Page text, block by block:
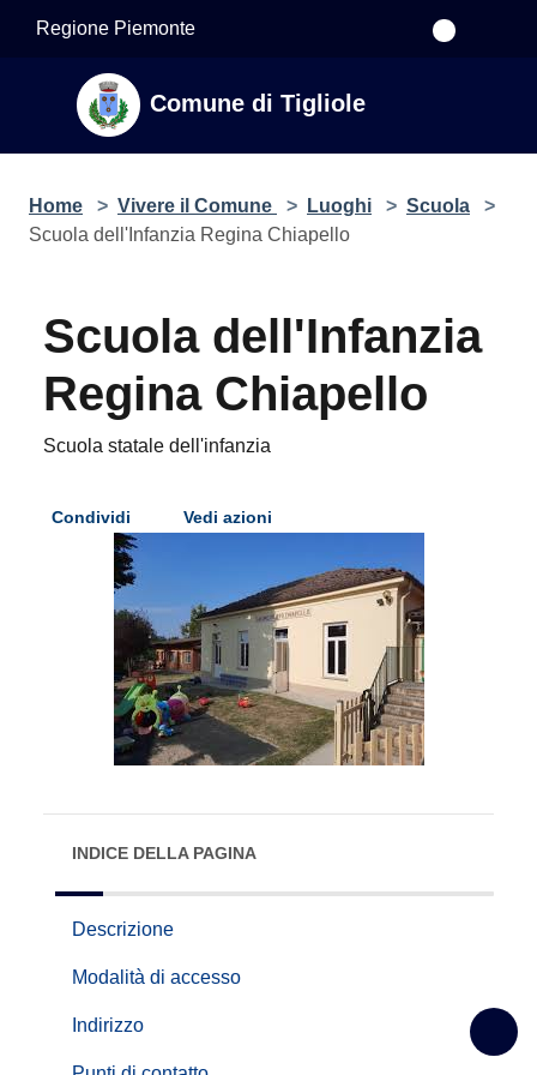
Regione Piemonte
Comune di Tigliole
Home > Vivere il Comune > Luoghi > Scuola
>
Scuola dell'Infanzia Regina Chiapello
Scuola dell'Infanzia
Regina Chiapello
Scuola statale dell'infanzia
Condividi Vedi azioni
INDICE DELLA PAGINA
Descrizione
Modalità di accesso
Indirizzo